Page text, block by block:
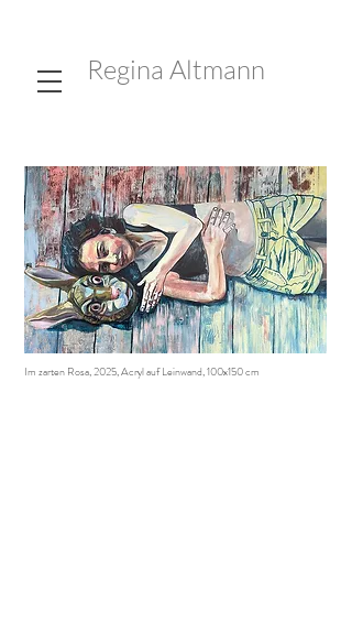
Regina Altmann
Im zarten Rosa, 2025, Acryl auf Leinwand, 100x150 cm